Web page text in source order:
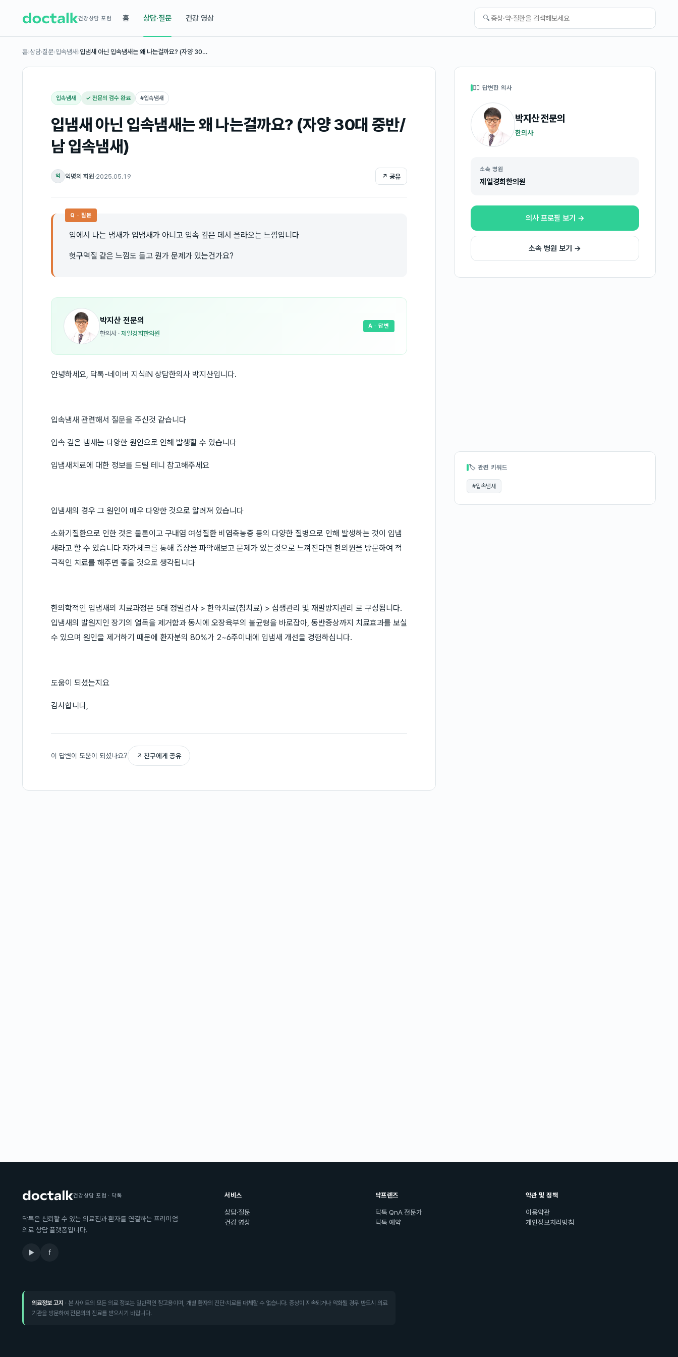
건강상담 포럼 홈 상담·질문 건강 영상 🔍
홈›상담·질문›입속냄새 ›입냄새 아닌 입속냄새는 왜 나는걸까요? (자양 30…
입속냄새 ✓ 전문의 검수 완료 #입속냄새
입냄새 아닌 입속냄새는 왜 나는걸까요? (자양 30대 중반/
남 입속냄새)
익 익명의 회원·2025.05.19 ↗ 공유
Q · 질문
입에서 나는 냄새가 입냄새가 아니고 입속 깊은 데서 올라오는 느낌입니다
헛구역질 같은 느낌도 들고 뭔가 문제가 있는건가요?
박지산 전문의
한의사 · 제일경희한의원
A · 답변
안녕하세요, 닥톡-네이버 지식iN 상담한의사 박지산입니다.
입속냄새 관련해서 질문을 주신것 같습니다
입속 깊은 냄새는 다양한 원인으로 인해 발생할 수 있습니다
입냄새치료에 대한 정보를 드릴 테니 참고해주세요
입냄새의 경우 그 원인이 매우 다양한 것으로 알려져 있습니다
소화기질환으로 인한 것은 물론이고 구내염 여성질환 비염축농증 등의 다양한 질병으로 인해 발생하는 것이 입냄
새라고 할 수 있습니다 자가체크를 통해 증상을 파악해보고 문제가 있는것으로 느껴진다면 한의원을 방문하여 적
극적인 치료를 해주면 좋을 것으로 생각됩니다
한의학적인 입냄새의 치료과정은 5대 정밀검사 > 한약치료(침치료) > 섭생관리 및 재발방지관리 로 구성됩니다.
입냄새의 발원지인 장기의 열독을 제거함과 동시에 오장육부의 불균형을 바로잡아, 동반증상까지 치료효과를 보실
수 있으며 원인을 제거하기 때문에 환자분의 80%가 2~6주이내에 입냄새 개선을 경험하십니다.
도움이 되셨는지요
감사합니다,
이 답변이 도움이 되셨나요? ↗ 친구에게 공유
👩‍⚕️ 답변한 의사
박지산전문의
한의사
소속 병원
제일경희한의원
의사 프로필 보기 →
소속 병원 보기 →
🏷 관련 키워드
#입속냄새
건강상담 포럼 · 닥톡
닥톡은 신뢰할 수 있는 의료진과 환자를 연결하는 프리미엄
의료 상담 플랫폼입니다.
▶ f
서비스
상담·질문
건강 영상
닥프렌즈
닥톡 QnA 전문가
닥톡 예약
약관 및 정책
이용약관
개인정보처리방침
의료정보 고지 · 본 사이트의 모든 의료 정보는 일반적인 참고용이며, 개별 환자의 진단·치료를 대체할 수 없습니다. 증상이 지속되거나 악화될 경우 반드시 의료
기관을 방문하여 전문의의 진료를 받으시기 바랍니다.